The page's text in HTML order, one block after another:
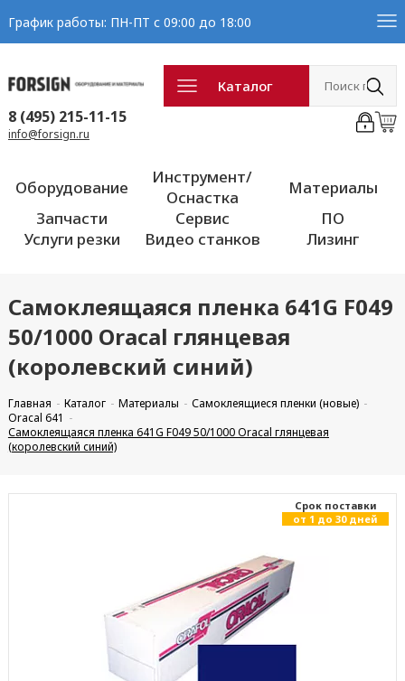
График работы: ПН-ПТ с 09:00 до 18:00
Каталог
8 (495) 215-11-15
info@forsign.ru
Оборудование
Инструмент/
Оснастка
Материалы
Запчасти
Сервис
ПО
Услуги резки
Видео станков Лизинг
Самоклеящаяся пленка 641G F049
50/1000 Oracal глянцевая
(королевский синий)
Главная Каталог Материалы
Самоклеящиеся пленки (новые)
Oracal 641
Самоклеящаяся пленка 641G F049 50/1000 Oracal глянцевая
(королевский синий)
Cрок поставки
от 1 до 30 дней